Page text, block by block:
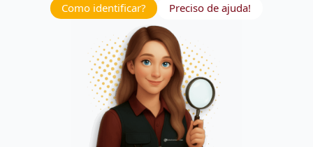
Como identificar? Preciso de ajuda!